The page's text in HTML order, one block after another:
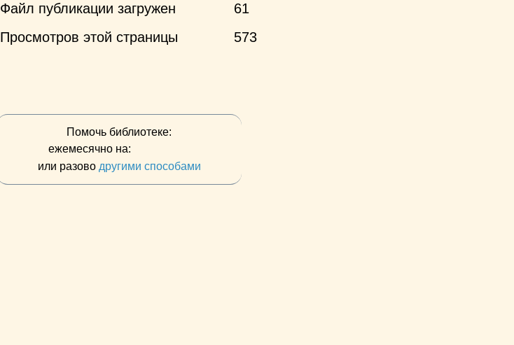
Файл публикации загружен
61
Просмотров этой страницы
573
Помочь библиотеке:
ежемесячно на:
или разово другими способами